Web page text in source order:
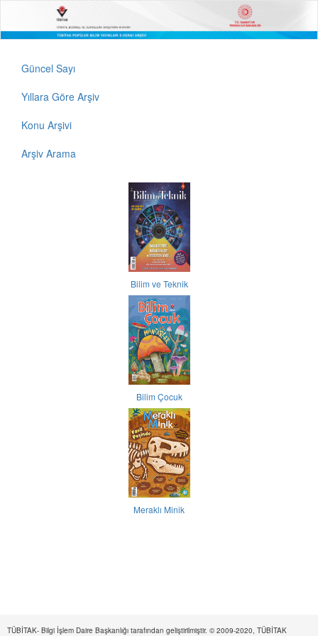
Güncel Sayı
Yıllara Göre Arşiv
Konu Arşivi
Arşiv Arama
Bilim ve Teknik
Bilim Çocuk
Meraklı Minik
TÜBİTAK- Bilgi İşlem Daire Başkanlığı tarafından geliştirilmiştir. © 2009-2020, TÜBİTAK